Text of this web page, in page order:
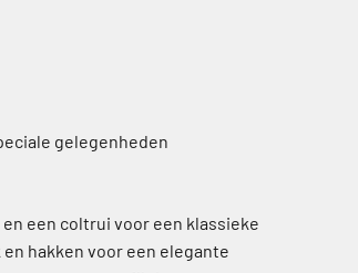
gelegenheden
een coltrui voor een klassieke
hakken voor een elegante